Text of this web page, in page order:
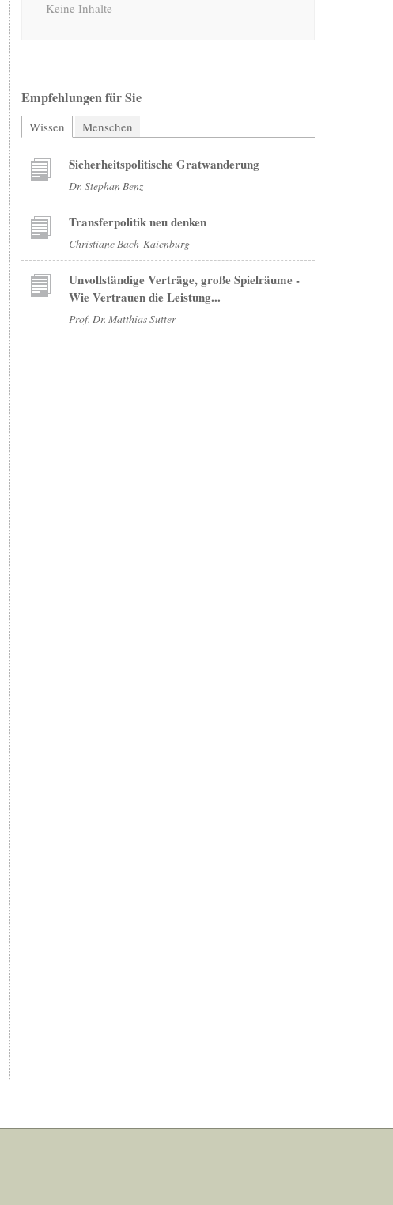
Keine Inhalte
Empfehlungen für Sie
Wissen (aktiver Reiter)
Menschen
Sicherheitspolitische Gratwanderung
Dr. Stephan Benz
Transferpolitik neu denken
Christiane Bach-Kaienburg
Unvollständige Verträge, große Spielräume -
Wie Vertrauen die Leistung...
Prof. Dr. Matthias Sutter